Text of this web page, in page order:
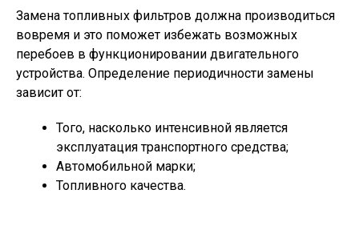
Замена топливных фильтров должна производиться
вовремя и это поможет избежать возможных
перебоев в функционировании двигательного
устройства. Определение периодичности замены
зависит от:
Того, насколько интенсивной является
эксплуатация транспортного средства;
Автомобильной марки;
Топливного качества.